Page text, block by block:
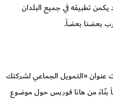
تطبيقه في جميع البلدان
بعضنا بعضاً.
عنوان «التمويل الجماعي لشركتك
بنّاءً من هانا فوربس حول موضوع